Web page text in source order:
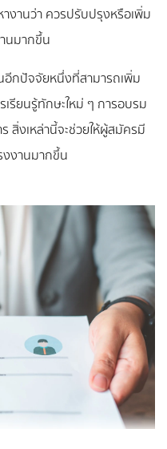
งานว่า ควรปรับปรุงหรือเพิ่ม
านมากขึ้น
กปัจจัยหนึ่งที่สามารถเพิ่ม
เรียนรู้ทักษะใหม่ ๆ การอบรม
สิ่งเหล่านี้จะช่วยให้ผู้สมัครมี
งานมากขึ้น